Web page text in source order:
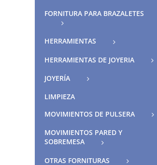
FORNITURA PARA BRAZALETES
HERRAMIENTAS
HERRAMIENTAS DE JOYERIA
JOYERÍA
LIMPIEZA
MOVIMIENTOS DE PULSERA
MOVIMIENTOS PARED Y
SOBREMESA
OTRAS FORNITURAS